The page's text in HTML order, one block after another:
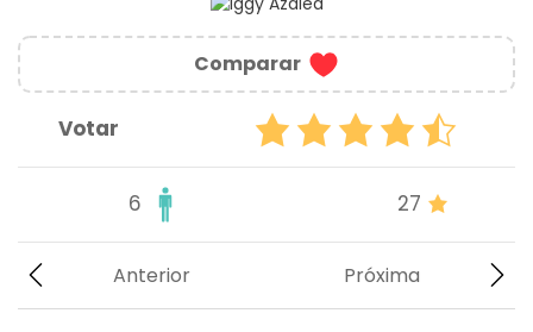
Comparar
Votar
6 27
Próxima
Anterior